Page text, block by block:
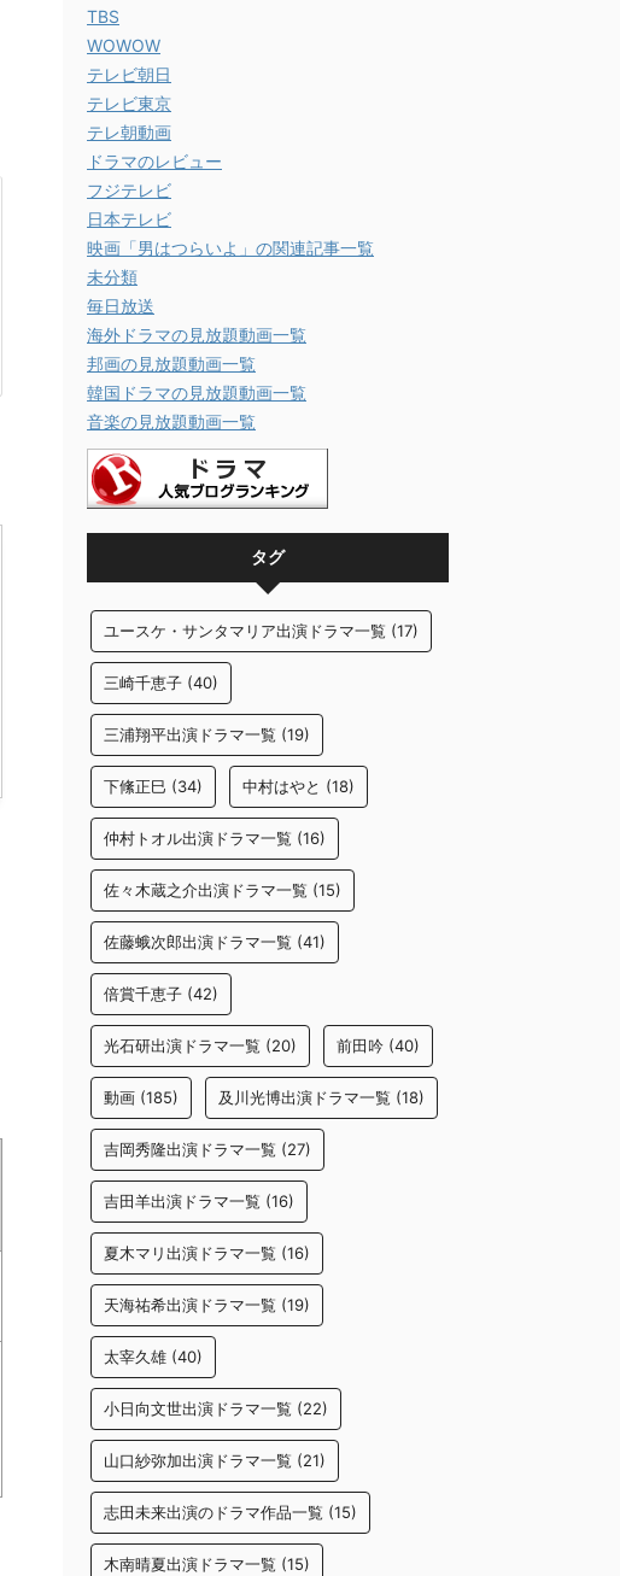
TBS
WOWOW
テレビ朝日
テレビ東京
テレ朝動画
ドラマのレビュー
フジテレビ
日本テレビ
映画「男はつらいよ」の関連記事一覧
未分類
毎日放送
海外ドラマの見放題動画一覧
邦画の見放題動画一覧
韓国ドラマの見放題動画一覧
音楽の見放題動画一覧
タグ
ユースケ・サンタマリア出演ドラマ一覧 (17)
三崎千恵子 (40)
三浦翔平出演ドラマ一覧 (19)
下絛正巳 (34) 中村はやと (18)
仲村トオル出演ドラマ一覧 (16)
佐々木蔵之介出演ドラマ一覧 (15)
佐藤蛾次郎出演ドラマ一覧 (41)
倍賞千恵子 (42)
光石研出演ドラマ一覧 (20) 前田吟 (40)
動画 (185) 及川光博出演ドラマ一覧 (18)
吉岡秀隆出演ドラマ一覧 (27)
吉田羊出演ドラマ一覧 (16)
夏木マリ出演ドラマ一覧 (16)
天海祐希出演ドラマ一覧 (19)
太宰久雄 (40)
小日向文世出演ドラマ一覧 (22)
山口紗弥加出演ドラマ一覧 (21)
志田未来出演のドラマ作品一覧 (15)
木南晴夏出演ドラマ一覧 (15)